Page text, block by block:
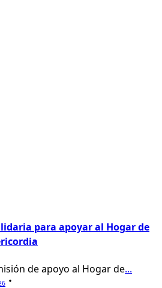
para apoyar al Hogar de
de apoyo al Hogar de...